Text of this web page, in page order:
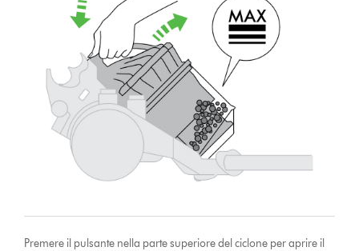
Premere il pulsante nella parte superiore del ciclone per aprire il